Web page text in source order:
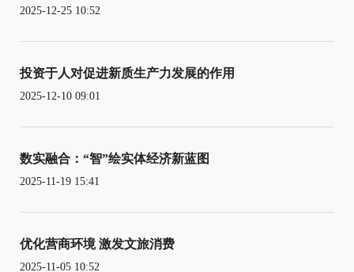
2025-12-25 10:52
投资于人对促进新质生产力发展的作用
2025-12-10 09:01
数实融合：“智”绘实体经济新蓝图
2025-11-19 15:41
优化营商环境 激发文旅消费
2025-11-05 10:52